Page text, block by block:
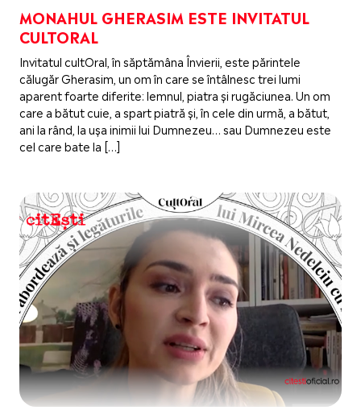
MONAHUL GHERASIM ESTE INVITATUL
CULTORAL
Invitatul cultOral, în săptămâna Învierii, este părintele
călugăr Gherasim, un om în care se întâlnesc trei lumi
aparent foarte diferite: lemnul, piatra și rugăciunea. Un om
care a bătut cuie, a spart piatră și, în cele din urmă, a bătut,
ani la rând, la ușa inimii lui Dumnezeu… sau Dumnezeu este
cel care bate la […]